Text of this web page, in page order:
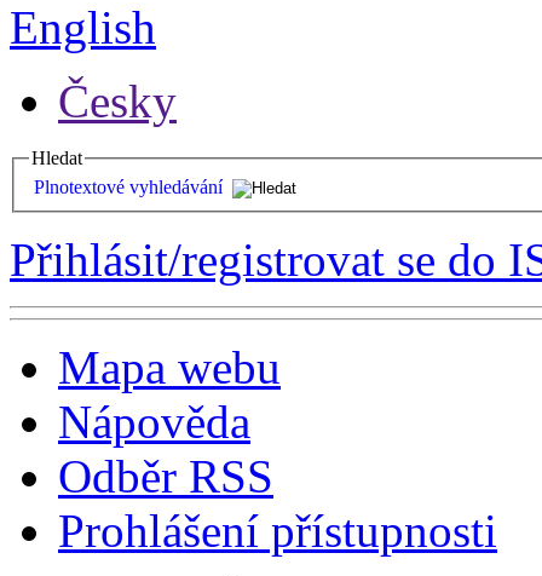
English
Česky
Hledat
Plnotextové vyhledávání
Přihlásit/registrovat se do
Mapa webu
Nápověda
Odběr RSS
Prohlášení přístupnosti